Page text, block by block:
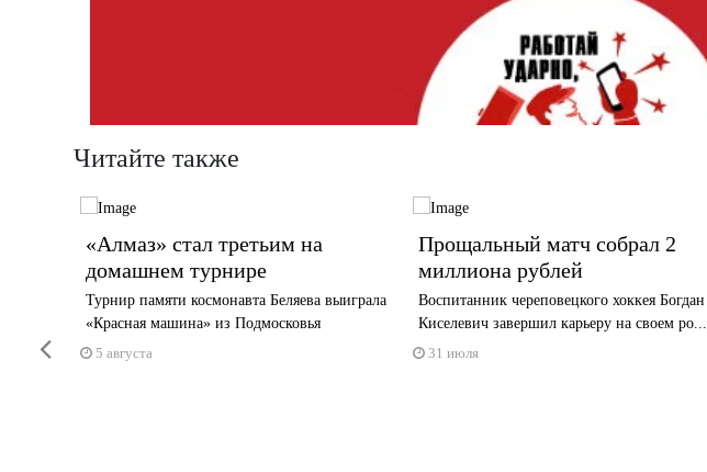
Читайте также
«Алмаз» стал третьим на
домашнем турнире
Турнир памяти космонавта Беляева выиграла
«Красная машина» из Подмосковья
5 августа
Прощальный матч собрал 2
миллиона рублей
Воспитанник череповецкого хоккея Богдан
Киселевич завершил карьеру на своем ро...
31 июля